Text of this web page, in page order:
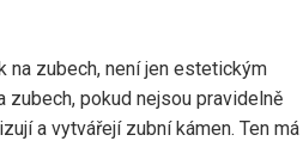
na zubech, není jen estetickým
zubech, pokud nejsou pravidelně
a vytvářejí zubní kámen. Ten má